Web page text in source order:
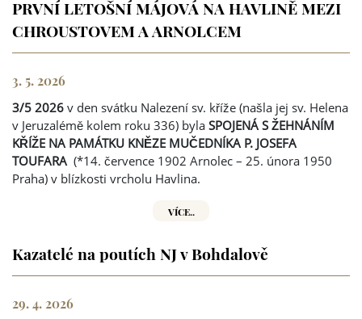
PRVNÍ LETOŠNÍ MÁJOVÁ NA HAVLINĚ MEZI
CHROUSTOVEM A ARNOLCEM
3. 5. 2026
3/5 2026 v den svátku Nalezení sv. kříže (našla jej sv. Helena
v Jeruzalémě kolem roku 336) byla SPOJENÁ S ŽEHNÁNÍM
KŘÍŽE NA PAMÁTKU KNĚZE MUČEDNÍKA P. JOSEFA
TOUFARA (*14. července 1902 Arnolec – 25. února 1950
Praha) v blízkosti vrcholu Havlina.
VÍCE..
Kazatelé na poutích NJ v Bohdalově
29. 4. 2026